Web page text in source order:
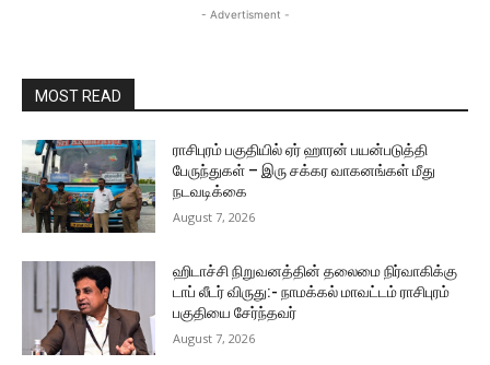
- Advertisment -
MOST READ
ராசிபுரம் பகுதியில் ஏர் ஹாரன் பயன்படுத்தி
பேருந்துகள் – இரு சக்கர வாகனங்கள் மீது
நடவடிக்கை
August 7, 2026
ஹிடாச்சி நிறுவனத்தின் தலைமை நிர்வாகிக்கு
டாப் லீடர் விருது:- நாமக்கல் மாவட்டம் ராசிபுரம்
பகுதியை சேர்ந்தவர்
August 7, 2026